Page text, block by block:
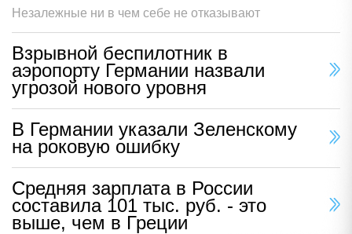
Незалежные ни в чем себе не отказывают
Взрывной беспилотник в
аэропорту Германии назвали
угрозой нового уровня
В Германии указали Зеленскому
на роковую ошибку
Средняя зарплата в России
составила 101 тыс. руб. - это
выше, чем в Греции